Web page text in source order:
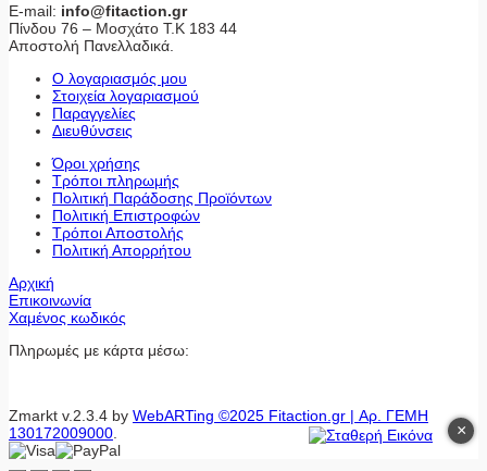
E-mail: info@fitaction.gr
Πίνδου 76 – Μοσχάτο Τ.Κ 183 44
Αποστολή Πανελλαδικά.
Ο λογαριασμός μου
Στοιχεία λογαριασμού
Παραγγελίες
Διευθύνσεις
Όροι χρήσης
Τρόποι πληρωμής
Πολιτική Παράδοσης Προϊόντων
Πολιτική Επιστροφών
Τρόποι Αποστολής
Πολιτική Απορρήτου
Αρχική
Επικοινωνία
Χαμένος κωδικός
Πληρωμές με κάρτα μέσω:
Zmarkt v.2.3.4 by WebARTing ©2025 Fitaction.gr | Αρ. ΓΕΜΗ
130172009000
×